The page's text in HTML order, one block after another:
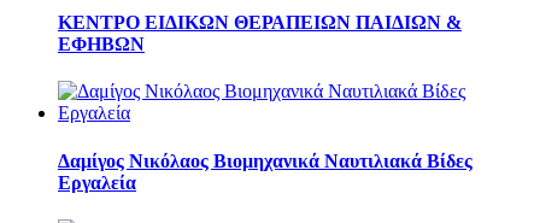
ΚΕΝΤΡΟ ΕΙΔΙΚΩΝ ΘΕΡΑΠΕΙΩΝ ΠΑΙΔΙΩΝ &
ΕΦΗΒΩΝ
Δαμίγος Νικόλαος Βιομηχανικά Ναυτιλιακά Βίδες
Εργαλεία